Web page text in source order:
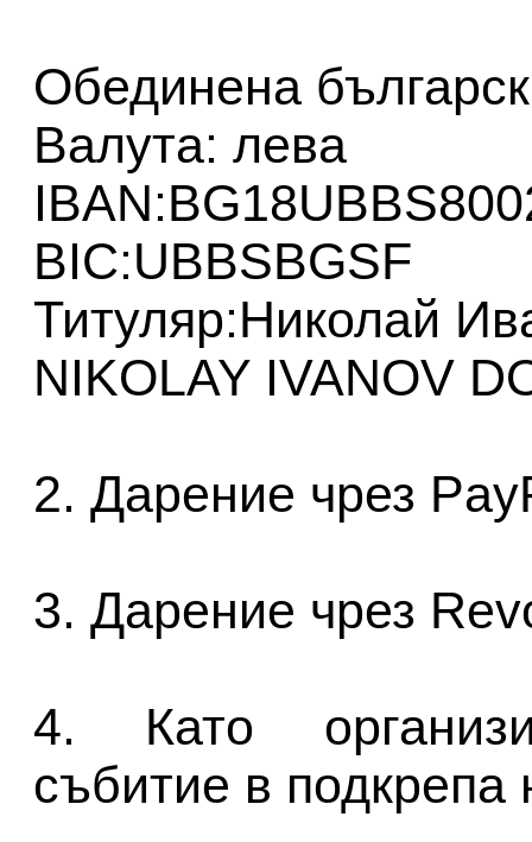
Обединена
Валута: лева
BIC:UBBSBGSF
Титуляр:Николай
NIKOLAY IVANOV
2. Дарение чрез
3. Дарение чрез
4. Като
събитие в подкрепа